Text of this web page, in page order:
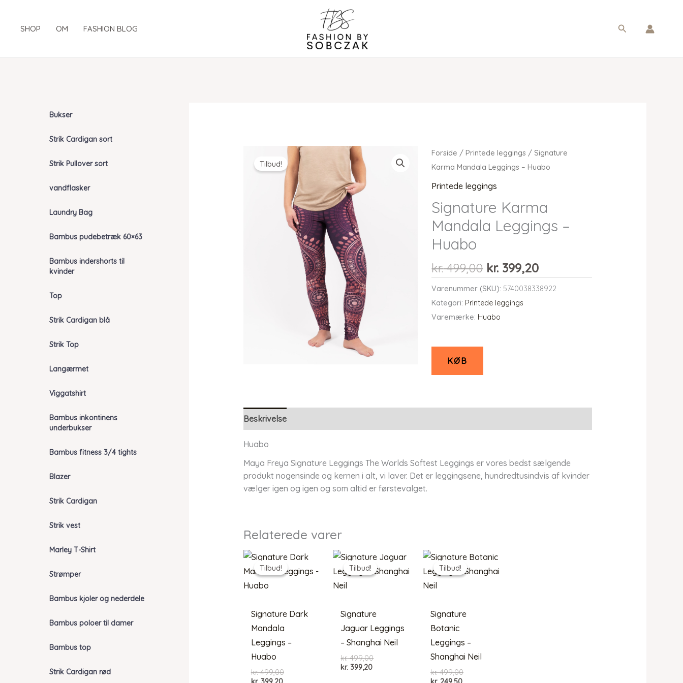
SHOP OM FASHION BLOG Søg
Bukser
Strik Cardigan sort
Strik Pullover sort
vandflasker
Laundry Bag
Bambus pudebetræk 60×63
Bambus indershorts til
kvinder
Top
Strik Cardigan blå
Strik Top
Langærmet
Viggatshirt
Bambus inkontinens
underbukser
Bambus fitness 3/4 tights
Blazer
Strik Cardigan
Strik vest
Marley T-Shirt
Strømper
Bambus kjoler og nederdele
Bambus poloer til damer
Bambus top
Strik Cardigan rød
Tilbud!
Forside /Printede leggings / Signature
Karma Mandala Leggings – Huabo
Printede leggings
Signature Karma
Mandala Leggings –
Huabo
kr.499,00 Den
oprindelige
pris
var:
kr. 499,00.
kr. 399,20Den
aktuelle
pris
Varenummer (SKU): 5740038338922
Kategori: Printede leggings
Varemærke: Huabo
KØB
Beskrivelse
Huabo
Maya Freya Signature Leggings The Worlds Softest Leggings er vores bedst sælgende
produkt nogensinde og kernen i alt, vi laver. Det er leggingsene, hundredtusindvis af kvinder
vælger igen og igen og som altid er førstevalget.
Relaterede varer
Tilbud!
Tilbud!
Signature Dark
Mandala
Leggings –
Huabo
kr.499,00Den
Den
Tilbud!
Tilbud!
Signature
Jaguar Leggings
– Shanghai Neil
kr.499,00Den
kr. 399,20Den
Tilbud!
Tilbud!
Signature
Botanic
Leggings –
Shanghai Neil
kr.499,00Den
Den